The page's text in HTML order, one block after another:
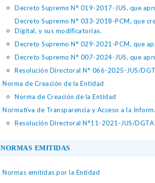
Decreto Supremo N° 019-2017-JUS, que
Decreto Supremo N° 033-2018-PCM, que
Digital, y sus modificatorias.
Decreto Supremo N° 029-2021-PCM, que
Decreto Supremo N° 007-2024-JUS, que
Resolución Directoral N° 066-2025-JUS/
Norma de Creación de la Entidad
Norma de Creación de la Entidad
Normativa de Transparencia y Acceso a la
Resolución Directoral N°11-2021-JUS/
NORMAS EMITIDAS
Normas emitidas por la Entidad